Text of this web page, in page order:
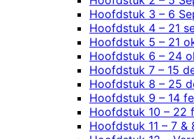
Hoofdstuk 3 – 6
Hoofdstuk 4 – 21
Hoofdstuk 5 – 21
Hoofdstuk 6 – 24
Hoofdstuk 7 – 15
Hoofdstuk 8 – 25
Hoofdstuk 9 – 14
Hoofdstuk 10 – 22
Hoofdstuk 11 – 7 & 8